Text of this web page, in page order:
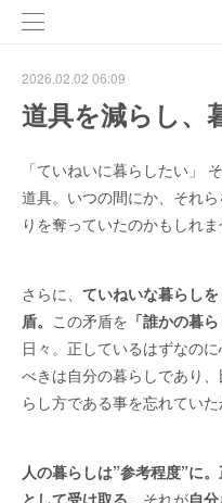
2026.02.02 06:09
道具を減らし、
「ていねいに暮らしたい」
道具。いつの間にか、それ
りを奪っていたのかもしれま
さらに、 ていねいな暮らし
盾。 この矛盾を 「誰かの暮
日々。正しているはずなの
べきは自分の暮らしであり
らし方である事を忘れていた
人の暮らしは”参考程度”に
として受け取る。 それが自